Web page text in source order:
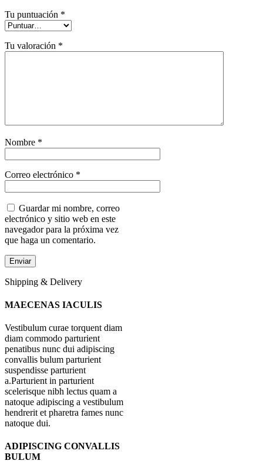
Tu puntuación *
Tu valoración *
Nombre *
Correo electrónico *
Guardar mi nombre, correo
electrónico y sitio web en este
navegador para la próxima vez
que haga un comentario.
Shipping & Delivery
MAECENAS IACULIS
Vestibulum curae torquent diam
diam commodo parturient
penatibus nunc dui adipiscing
convallis bulum parturient
suspendisse parturient
a.Parturient in parturient
scelerisque nibh lectus quam a
natoque adipiscing a vestibulum
hendrerit et pharetra fames nunc
natoque dui.
ADIPISCING CONVALLIS
BULUM